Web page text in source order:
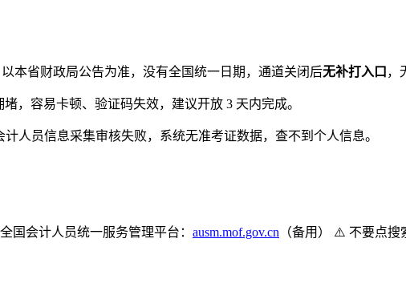
以本省财政局公告为准，没有全国统一日期，通道关闭后无补打入口 ，
，容易卡顿、验证码失效，建议开放 3 天内完成。
人员信息采集审核失败，系统无准考证数据，查不到个人信息。
国会计人员统一服务管理平台： ausm.mof.gov.cn （备用） ⚠️ 不要点搜